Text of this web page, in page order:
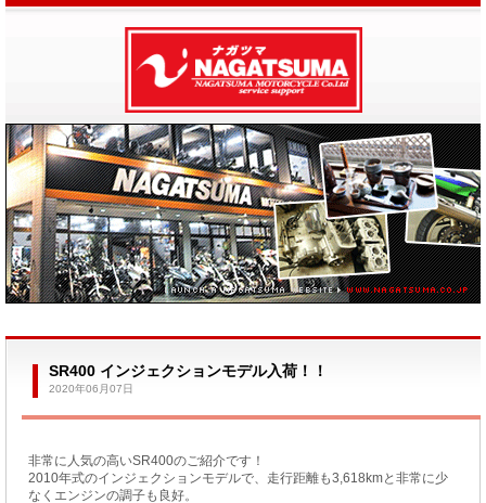
SR400 インジェクションモデル入荷！！
2020年06月07日
非常に人気の高いSR400のご紹介です！
2010年式のインジェクションモデルで、走行距離も3,618kmと非常に少
なくエンジンの調子も良好。